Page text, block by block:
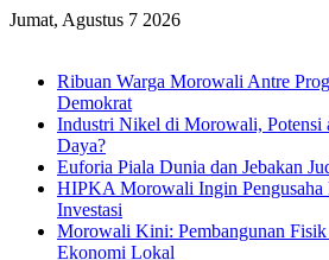
Jumat, Agustus 7 2026
Ribuan Warga Morowali Antre
Demokrat
Industri Nikel di Morowali, Potensi
Daya?
Euforia Piala Dunia dan Jebakan
HIPKA Morowali Ingin Pengusaha
Investasi
Morowali Kini: Pembangunan Fisik
Ekonomi Lokal